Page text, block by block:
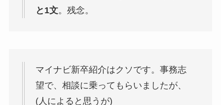
と1文。残念。
マイナビ新卒紹介はクソです。事務志
望で、相談に乗ってもらいましたが、
(人によると思うが)